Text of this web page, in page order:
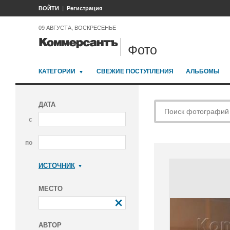
ВОЙТИ Регистрация
09 АВГУСТА, ВОСКРЕСЕНЬЕ
Фото
КАТЕГОРИИ СВЕЖИЕ ПОСТУПЛЕНИЯ АЛЬБОМЫ
ДАТА
с
по
ИСТОЧНИК
МЕСТО
АВТОР